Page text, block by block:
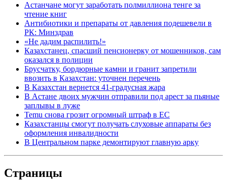
Астанчане могут заработать полмиллиона тенге за
чтение книг
Антибиотики и препараты от давления подешевели в
РК: Минздрав
«Не дадим распилить!»
Казахстанец, спасший пенсионерку от мошенников, сам
оказался в полиции
Брусчатку, бордюрные камни и гранит запретили
ввозить в Казахстан: уточнен перечень
В Казахстан вернется 41-градусная жара
В Астане двоих мужчин отправили под арест за пьяные
заплывы в луже
Temu снова грозит огромный штраф в ЕС
Казахстанцы смогут получать слуховые аппараты без
оформления инвалидности
В Центральном парке демонтируют главную арку
Страницы